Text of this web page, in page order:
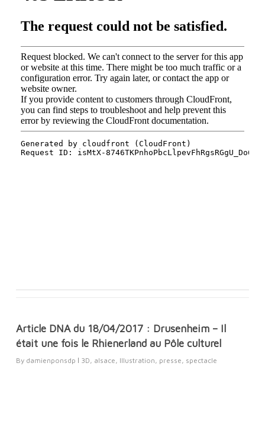
Article DNA du 18/04/2017 : Drusenheim – Il
était une fois le Rhienerland au Pôle culturel
By damienponsdp 3D, alsace, Illustration, presse, spectacle